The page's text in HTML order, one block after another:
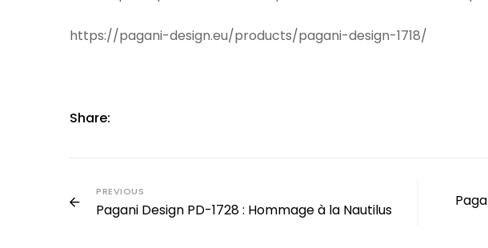
https://pagani-design.eu/products/pagani-design-1718/
Share:
PREVIOUS
Pagani Design PD-1728 : Hommage à la Nautilus